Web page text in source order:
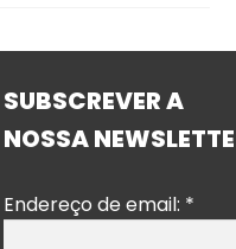
SUBSCREVER A
NOSSA
Endereço de email: *